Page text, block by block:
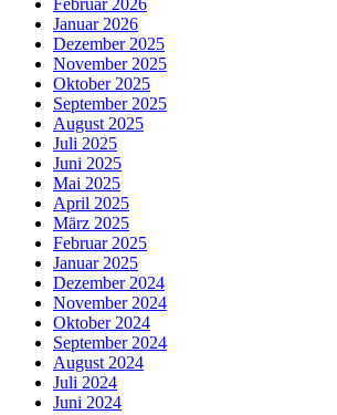
Januar 2026
Dezember 2025
November 2025
Oktober 2025
September 2025
August 2025
Juli 2025
Juni 2025
Mai 2025
April 2025
März 2025
Februar 2025
Januar 2025
Dezember 2024
November 2024
Oktober 2024
September 2024
August 2024
Juli 2024
Juni 2024